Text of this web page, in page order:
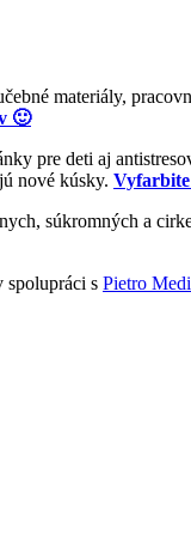
materiály,
🙂
pre deti aj
nové kúsky. Vyfarbite
súkromných a
spolupráci s Pietro